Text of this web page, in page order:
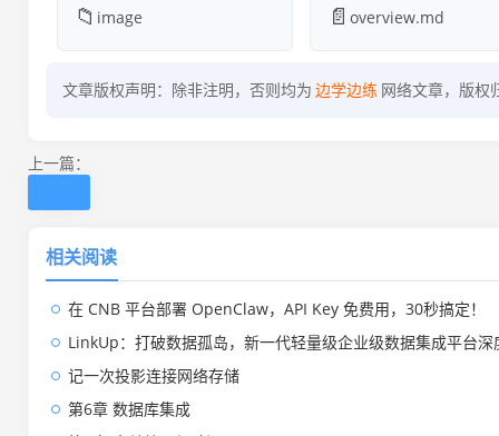
📁 image 📄 overview.md
文章版权声明：除非注明，否则均为 边学边练 网络文章，版权
上一篇：
相关阅读
在 CNB 平台部署 OpenClaw，API Key 免费用，30秒搞定！
LinkUp：打破数据孤岛，新一代轻量级企业级数据集成平台深
记一次投影连接网络存储
第6章 数据库集成